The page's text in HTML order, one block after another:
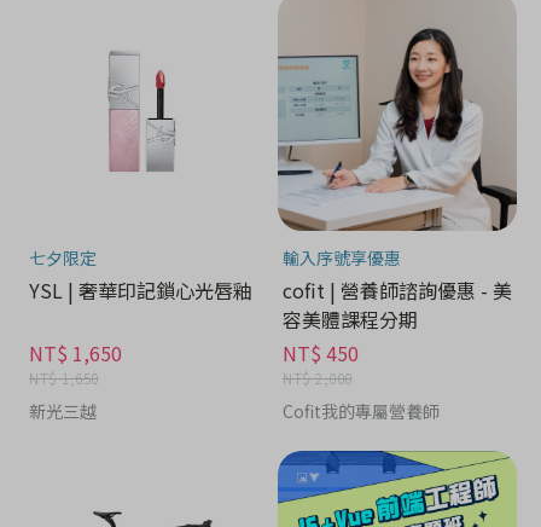
七夕限定
YSL | 奢華印記鎖心光唇釉
NT$ 1,650
NT$ 1,650
新光三越
輸入序號享優惠
cofit | 營養師諮詢優惠 - 美
容美體課程分期
NT$ 450
NT$ 2,000
Cofit我的專屬營養師